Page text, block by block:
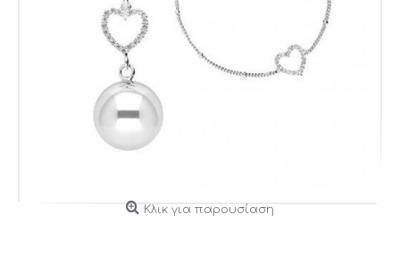
Κλικ για παρουσίαση